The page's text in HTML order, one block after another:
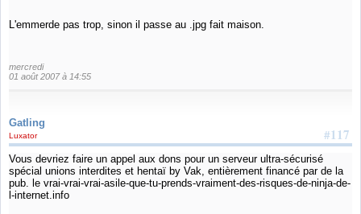
L'emmerde pas trop, sinon il passe au .jpg fait maison.
mercredi
01 août 2007 à 14:55
Gatling
#117
Luxator
Vous devriez faire un appel aux dons pour un serveur ultra-sécurisé
spécial unions interdites et hentaï by Vak, entièrement financé par de la
pub. le vrai-vrai-vrai-asile-que-tu-prends-vraiment-des-risques-de-ninja-de-
l-internet.info